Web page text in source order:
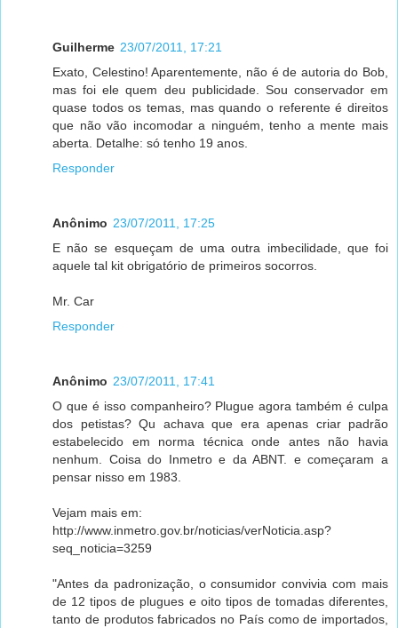
Guilherme 23/07/2011, 17:21
Exato, Celestino! Aparentemente, não é de autoria do Bob,
mas foi ele quem deu publicidade. Sou conservador em
quase todos os temas, mas quando o referente é direitos
que não vão incomodar a ninguém, tenho a mente mais
aberta. Detalhe: só tenho 19 anos.
Responder
Anônimo 23/07/2011, 17:25
E não se esqueçam de uma outra imbecilidade, que foi
aquele tal kit obrigatório de primeiros socorros.
Mr. Car
Responder
Anônimo 23/07/2011, 17:41
O que é isso companheiro? Plugue agora também é culpa
dos petistas? Qu achava que era apenas criar padrão
estabelecido em norma técnica onde antes não havia
nenhum. Coisa do Inmetro e da ABNT. e começaram a
pensar nisso em 1983.
Vejam mais em:
http://www.inmetro.gov.br/noticias/verNoticia.asp?
seq_noticia=3259
"Antes da padronização, o consumidor convivia com mais
de 12 tipos de plugues e oito tipos de tomadas diferentes,
tanto de produtos fabricados no País como de importados,